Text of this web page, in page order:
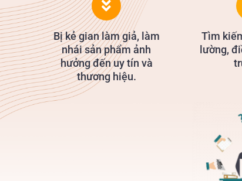
Bị kẻ gian làm giả, làm
nhái sản phẩm ảnh
hưởng đến uy tín và
thương hiệu.
Tìm
lường,